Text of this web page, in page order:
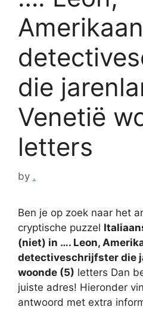
die
Venetië
letters
by .
Ben je op zoek naar het
cryptische puzzel
(niet) in …. Leon,
detectiveschrijfster die
woonde (5) letters Dan
juiste adres! Hieronder
antwoord met extra